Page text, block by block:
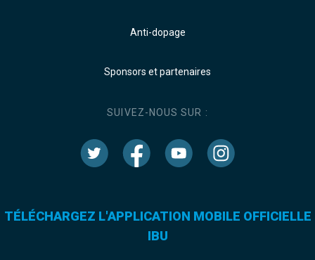
Anti-dopage
Sponsors et partenaires
SUIVEZ-NOUS SUR :
TÉLÉCHARGEZ L'APPLICATION MOBILE OFFICIELLE
IBU